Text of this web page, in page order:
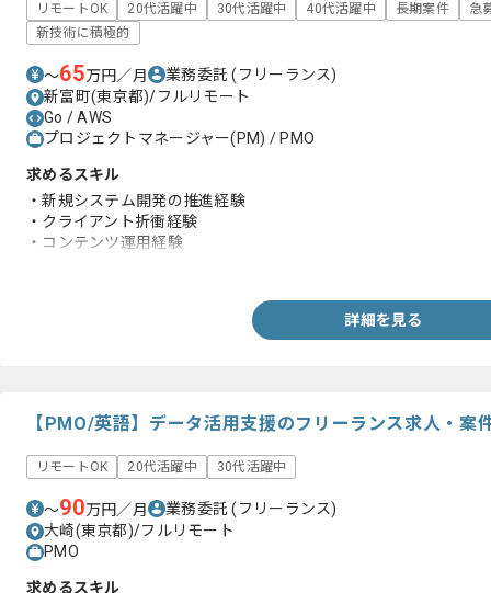
リモートOK 20代活躍中 30代活躍中 40代活躍中 長期案件
急
新技術に積極的
〜65万円／月 業務委託(フリーランス)
新富町(東京都)/フルリモート
Go / AWS
プロジェクトマネージャー(PM) / PMO
求めるスキル
・新規システム開発の推進経験
・クライアント折衝経験
・コンテンツ運用経験
詳細を見る
【PMO/英語】データ活用支援のフリーランス求人・案
リモートOK 20代活躍中 30代活躍中
〜90万円／月 業務委託(フリーランス)
大崎(東京都)/フルリモート
PMO
求めるスキル